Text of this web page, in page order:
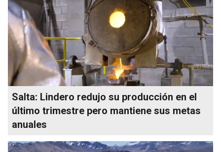
Salta: Lindero redujo su producción en el
último trimestre pero mantiene sus metas
anuales